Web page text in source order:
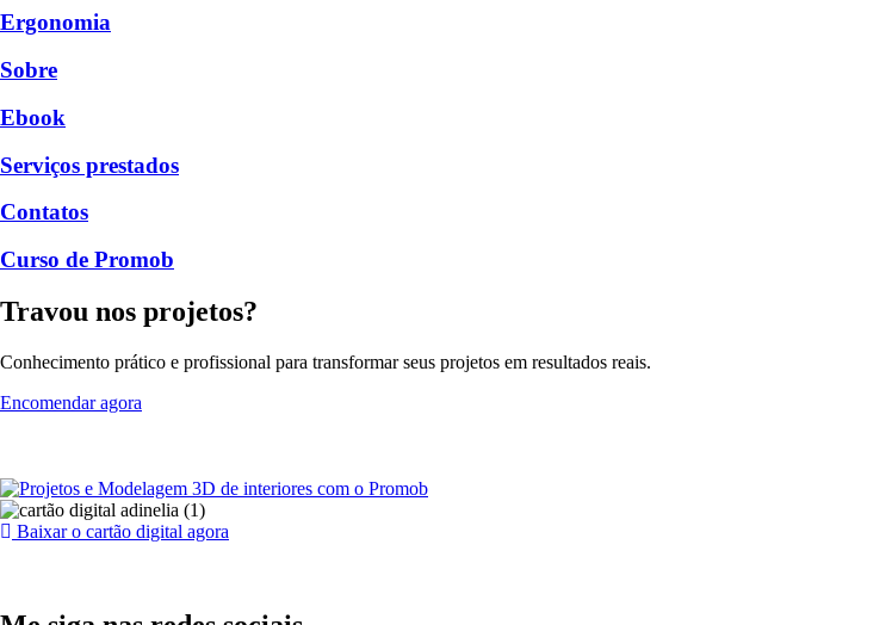
Ergonomia
Sobre
Ebook
Serviços prestados
Contatos
Curso de Promob
Travou nos projetos?
Conhecimento prático e profissional para transformar seus projetos em resultados reais.
Encomendar agora
Baixar o cartão digital agora